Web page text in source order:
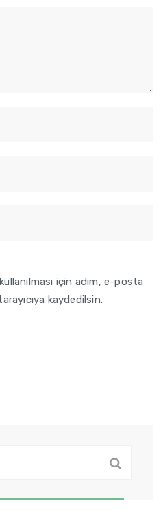
için adım, e-posta
kaydedilsin.